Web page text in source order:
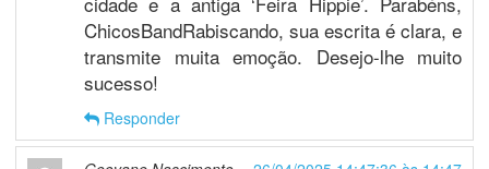
ChicosBandRabiscando, sua escrita é clara, e
transmite muita emoção. Desejo-lhe muito
sucesso!
Responder